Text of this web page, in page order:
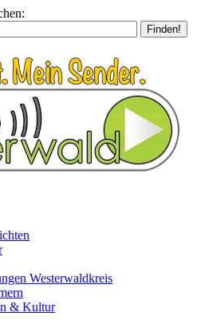
Finden!
Westerwaldkreis
& Kultur